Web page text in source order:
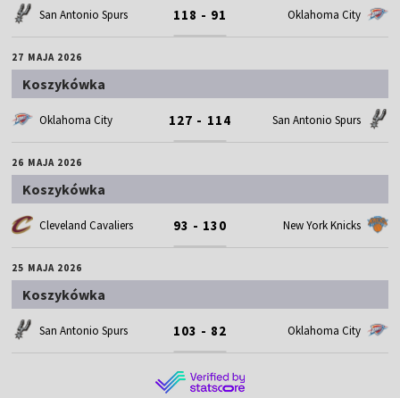
San Antonio Spurs 118 - 91 Oklahoma City
27 MAJA 2026
Koszykówka
Oklahoma City 127 - 114 San Antonio Spurs
26 MAJA 2026
Koszykówka
Cleveland Cavaliers 93 - 130 New York Knicks
25 MAJA 2026
Koszykówka
San Antonio Spurs 103 - 82 Oklahoma City